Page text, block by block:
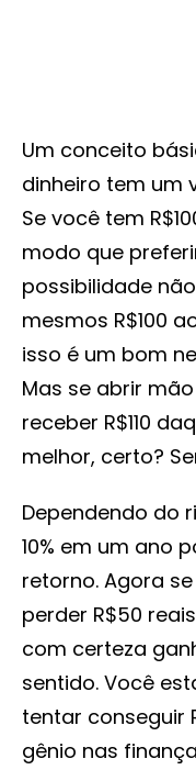
Um conceito
dinheiro tem um
Se você tem
modo que
possibilidade
mesmos R$100
isso é um bom
Mas se abrir
receber R$110
melhor, certo?
Dependendo do
10% em um ano
retorno. Agora
perder R$50
com certeza
sentido. Você
tentar conseguir
gênio nas